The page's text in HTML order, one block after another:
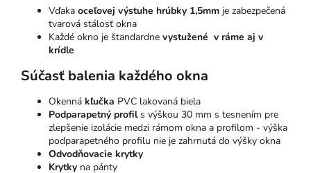
Vďaka oceľovej výstuhe hrúbky 1,5mm je zabezpečená
tvarová stálosť okna
Každé okno je štandardne vystužené v ráme aj v
krídle
Súčasť balenia každého okna
Okenná kľučka PVC lakovaná biela
Podparapetný profils výškou 30 mm s tesnením pre
zlepšenie izolácie medzi rámom okna a profilom - výška
podparapetného profilu nie je zahrnutá do výšky okna
Odvodňovacie krytky
Krytky na pánty